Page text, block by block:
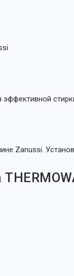
Zanussi.